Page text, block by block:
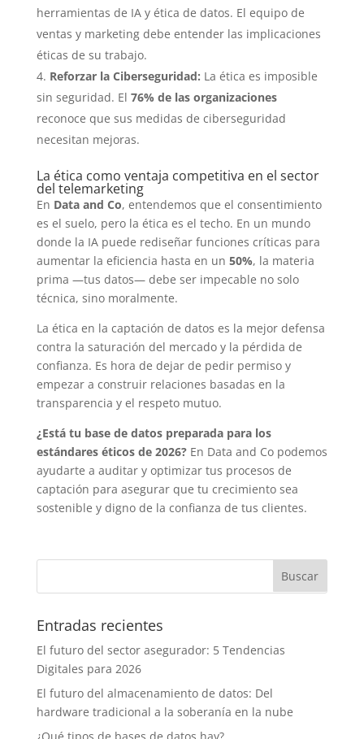
herramientas de IA y ética de datos. El equipo de
ventas y marketing debe entender las implicaciones
éticas de su trabajo.
Reforzar la Ciberseguridad: La ética es imposible
sin seguridad. El 76% de las organizaciones
reconoce que sus medidas de ciberseguridad
necesitan mejoras.
La ética como ventaja competitiva en el sector
del telemarketing
En Data and Co, entendemos que el consentimiento
es el suelo, pero la ética es el techo. En un mundo
donde la IA puede rediseñar funciones críticas para
aumentar la eficiencia hasta en un 50%, la materia
prima —tus datos— debe ser impecable no solo
técnica, sino moralmente.
La ética en la captación de datos es la mejor defensa
contra la saturación del mercado y la pérdida de
confianza. Es hora de dejar de pedir permiso y
empezar a construir relaciones basadas en la
transparencia y el respeto mutuo.
¿Está tu base de datos preparada para los
estándares éticos de 2026?En Data and Co podemos
ayudarte a auditar y optimizar tus procesos de
captación para asegurar que tu crecimiento sea
sostenible y digno de la confianza de tus clientes.
Entradas recientes
El futuro del sector asegurador: 5 Tendencias
Digitales para 2026
El futuro del almacenamiento de datos: Del
hardware tradicional a la soberanía en la nube